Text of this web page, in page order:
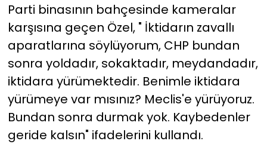
Parti binasının bahçesinde kameralar
karşısına geçen Özel, " İktidarın zavallı
aparatlarına söylüyorum, CHP bundan
sonra yoldadır, sokaktadır, meydandadır,
iktidara yürümektedir. Benimle iktidara
yürümeye var mısınız? Meclis'e yürüyoruz.
Bundan sonra durmak yok. Kaybedenler
geride kalsın" ifadelerini kullandı.